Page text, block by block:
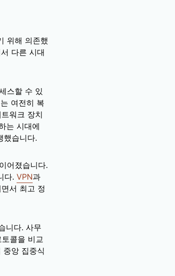
위해 의존했
다른 시대
스할 수 있
여전히 복
워크 장치
는 시대에
했습니다.
어졌습니다.
다. VPN과
서 최고 정
니다. 사무
콜을 비교
중앙 집중식